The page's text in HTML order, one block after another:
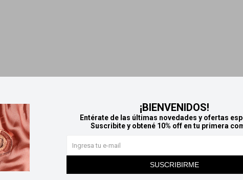
¡BIENVENIDOS!
Entérate de las últimas novedades y ofertas
Suscribite y obtené 10% off en tu primera
SUSCRIBIRME